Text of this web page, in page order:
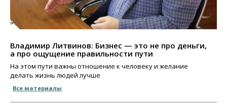
Владимир Литвинов: Бизнес — это не про деньги,
а про ощущение правильности пути
На этом пути важны отношение к человеку и желание
делать жизнь людей лучше
Все материалы